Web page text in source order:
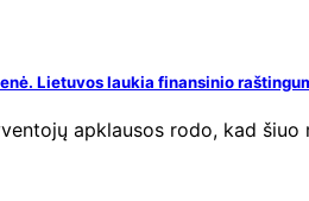
Lietuvos laukia finansinio
apklausos rodo, kad